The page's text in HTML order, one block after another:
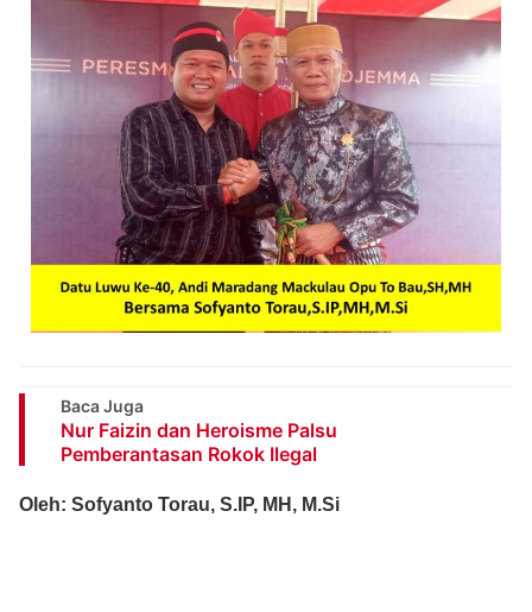
Baca Juga
Nur Faizin dan Heroisme Palsu
Pemberantasan Rokok Ilegal
Oleh: Sofyanto Torau, S.IP, MH, M.Si